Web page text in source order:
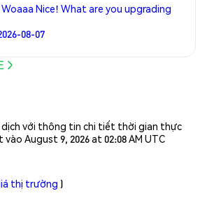
Nice! What are you upgrading
08-07
dịch với thông tin chi tiết thời gian thực
August 9, 2026 at 02:08 AM UTC
thị trường )